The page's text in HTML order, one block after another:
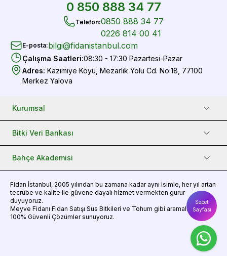
Sepet
Sayfası
0 850 888 34 77
Telefon:0850 888 34 77
0226 814 00 41
E-posta:bilgi@fidanistanbul.com
Çalışma Saatleri:08:30 - 17:30 Pazartesi-Pazar
Adres: Kazımiye Köyü, Mezarlık Yolu Cd. No:18, 77100
Merkez Yalova
Kurumsal
Bitki Veri Bankası
Bahçe Akademisi
Fidan İstanbul, 2005 yılından bu zamana kadar aynı isimle, her yıl artan
tecrübe ve kalite ile güvene dayalı hizmet vermekten gurur
duyuyoruz.
Meyve Fidanı Fidan Satışı Süs Bitkileri ve Tohum gibi aramalarınız için
100% Güvenli Çözümler sunuyoruz.